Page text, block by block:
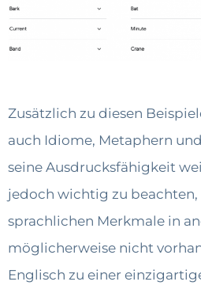
Zusätzlich zu diesen
auch Idiome, Metaphern
seine Ausdrucksfähigkeit
jedoch wichtig zu beachten,
sprachlichen Merkmale in
möglicherweise nicht
Englisch zu einer